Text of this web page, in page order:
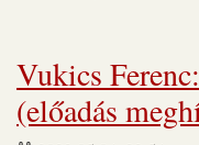
Vukics
(előadás